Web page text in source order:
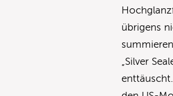
übrigens
„Silver